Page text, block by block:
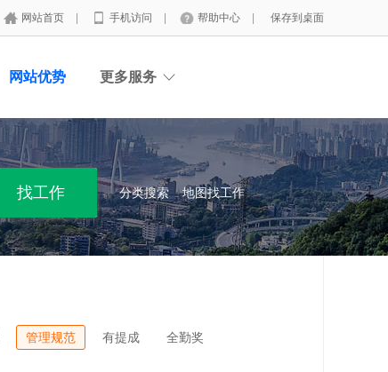
网站首页 手机访问 帮助中心 保存到桌面
网站优势 更多服务
分类搜索 地图找工作
管理规范 有提成 全勤奖